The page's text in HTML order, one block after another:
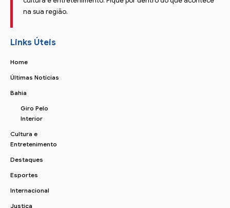
na sua região.
Links Úteis
Home
Últimas Notícias
Bahia
Giro Pelo
Interior
Cultura e
Entretenimento
Destaques
Esportes
Internacional
Justiça